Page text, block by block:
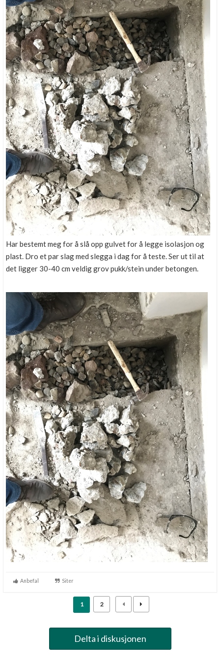
Har bestemt meg for å slå opp gulvet for å legge isolasjon og
plast. Dro et par slag med slegga i dag for å teste. Ser ut til at
det ligger 30-40 cm veldig grov pukk/stein under betongen.
Anbefal Siter
1 2
Delta i diskusjonen